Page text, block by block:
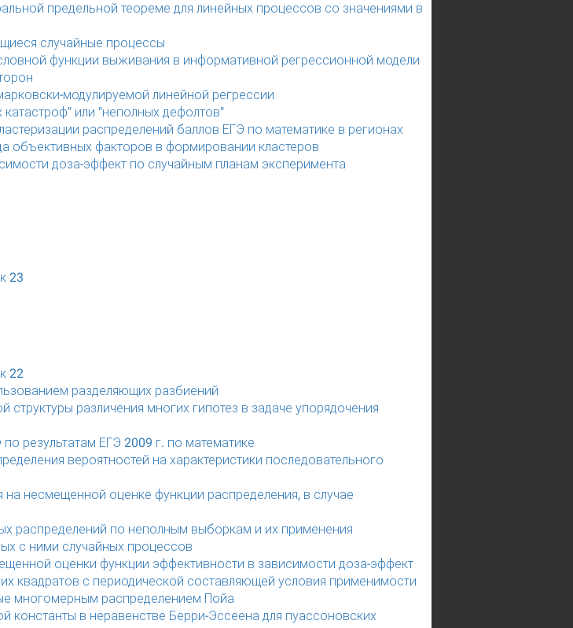
предельной теореме для линейных процессов со значениями в
случайные процессы
функции выживания в информативной регрессионной модели
модулируемой линейной регрессии
или "неполных дефолтов"
распределений баллов ЕГЭ по математике в регионах
объективных факторов в формировании кластеров
доза-эффект по случайным планам эксперимента
23
22
разделяющих разбиений
различения многих гипотез в задаче упорядочения
результатам ЕГЭ 2009 г. по математике
вероятностей на характеристики последовательного
несмещенной оценке функции распределения, в случае
распределений по неполным выборкам и их применения
с ними случайных процессов
оценки функции эффективности в зависимости доза-эффект
квадратов с периодической составляющей условия применимости
многомерным распределением Пойа
константы в неравенстве Берри-Эссеена для пуассоновских